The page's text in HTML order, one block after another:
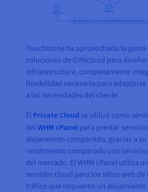
Touchstone ha aprovechado la
soluciones de OVHcloud para
infraestructura, completamente
flexibilidad necesaria para
a las necesidades del cliente.
El Private Cloud se utilizó como
delWHM cPanel para prestar
alojamiento compartido, gracias a
rendimiento comparado con
del mercado. El WHM cPanel utiliza
servidor cloud para los sitios web de
tráfico que requieren un